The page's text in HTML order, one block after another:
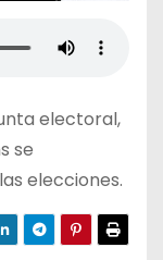
electoral,
se
elecciones.